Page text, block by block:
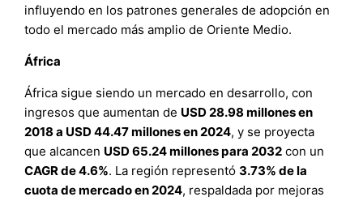
influyendo en los patrones generales de adopción en
todo el mercado más amplio de Oriente Medio.
África
África sigue siendo un mercado en desarrollo, con
ingresos que aumentan de USD 28.98 millones en
2018 a USD 44.47 millones en 2024, y se proyecta
que alcancen USD 65.24 millones para 2032 con un
CAGR de 4.6%. La región representó3.73% de la
cuota de mercado en 2024, respaldada por mejoras